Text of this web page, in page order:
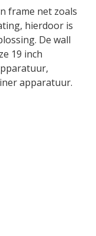
frame net zoals
hierdoor is
De wall
19 inch
apparatuur.